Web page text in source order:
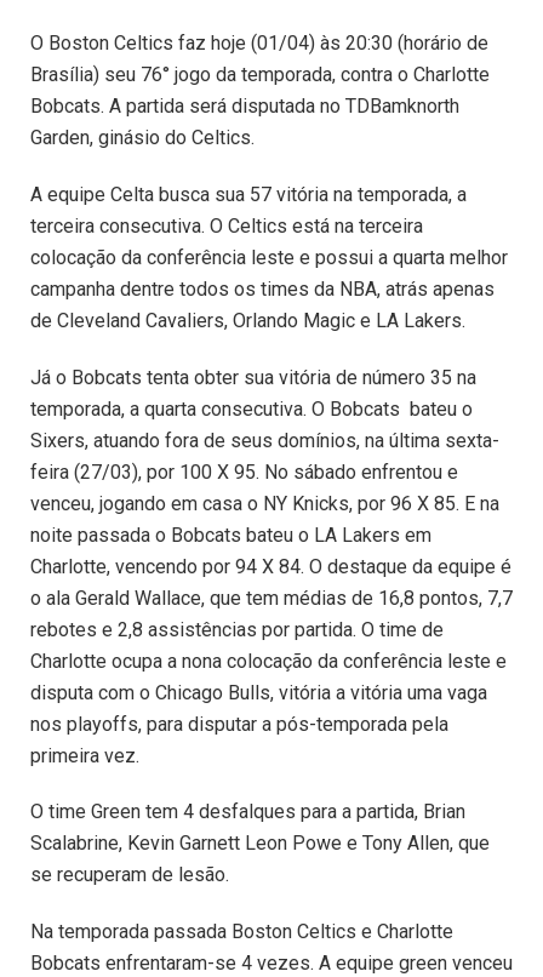
O Boston Celtics faz hoje (01/04) às 20:30 (horário de
Brasília) seu 76° jogo da temporada, contra o Charlotte
Bobcats. A partida será disputada no TDBamknorth
Garden, ginásio do Celtics.
A equipe Celta busca sua 57 vitória na temporada, a
terceira consecutiva. O Celtics está na terceira
colocação da conferência leste e possui a quarta melhor
campanha dentre todos os times da NBA, atrás apenas
de Cleveland Cavaliers, Orlando Magic e LA Lakers.
Já o Bobcats tenta obter sua vitória de número 35 na
temporada, a quarta consecutiva. O Bobcats bateu o
Sixers, atuando fora de seus domínios, na última sexta-
feira (27/03), por 100 X 95. No sábado enfrentou e
venceu, jogando em casa o NY Knicks, por 96 X 85. E na
noite passada o Bobcats bateu o LA Lakers em
Charlotte, vencendo por 94 X 84. O destaque da equipe é
o ala Gerald Wallace, que tem médias de 16,8 pontos, 7,7
rebotes e 2,8 assistências por partida. O time de
Charlotte ocupa a nona colocação da conferência leste e
disputa com o Chicago Bulls, vitória a vitória uma vaga
nos playoffs, para disputar a pós-temporada pela
primeira vez.
O time Green tem 4 desfalques para a partida, Brian
Scalabrine, Kevin Garnett Leon Powe e Tony Allen, que
se recuperam de lesão.
Na temporada passada Boston Celtics e Charlotte
Bobcats enfrentaram-se 4 vezes. A equipe green venceu